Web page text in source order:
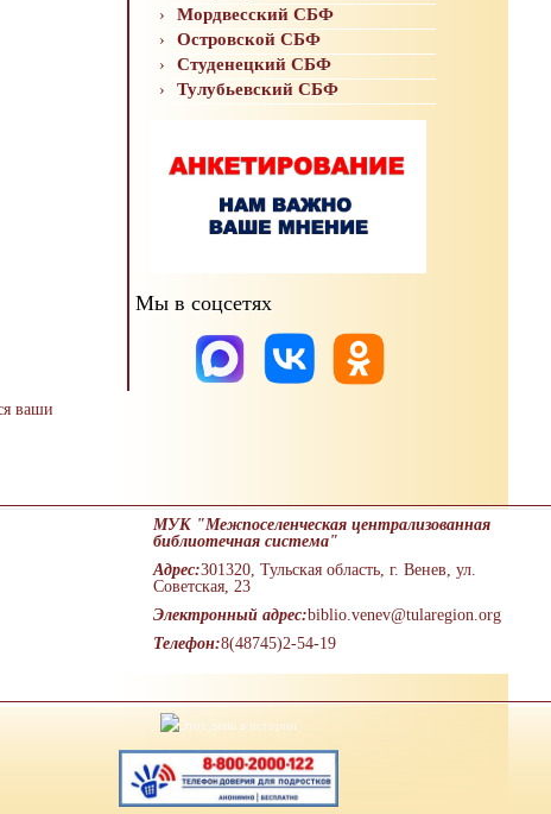
ваши
Мордвесский СБФ
Островской СБФ
Студенецкий СБФ
Тулубьевский СБФ
Мы в соцсетях
МУК "Межпоселенческая централизованная
библиотечная система"
Адрес:301320, Тульская область, г. Венев, ул.
Советская, 23
Электронный адрес:biblio.venev@tularegion.org
Телефон:8(48745)2-54-19